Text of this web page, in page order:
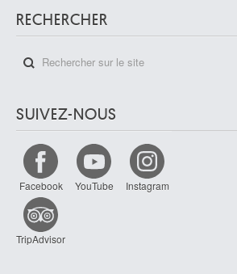
RECHERCHER
SUIVEZ-NOUS
Facebook YouTube Instagram
TripAdvisor